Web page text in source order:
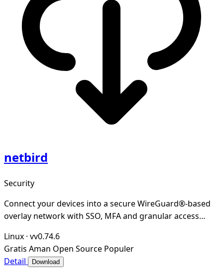
netbird
Security
Connect your devices into a secure WireGuard®-based
overlay network with SSO, MFA and granular access
Linux · vv0.74.6
Gratis Aman Open Source Populer
Detail
Download